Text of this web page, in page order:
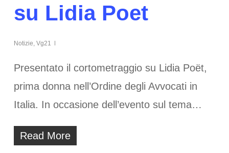
su Lidia Poet
Notizie Vg21
Presentato il cortometraggio su Lidia Poët,
prima donna nell’Ordine degli Avvocati in
Italia. In occasione dell’evento sul tema…
Read More